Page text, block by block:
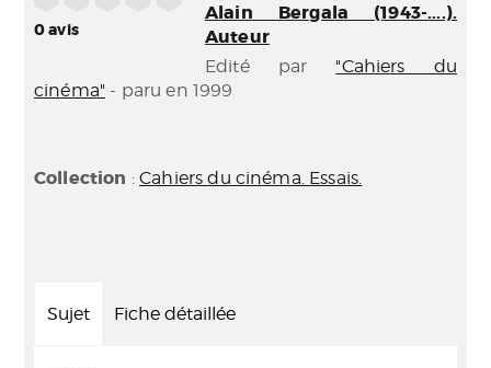
0avis
Alain Bergala (1943-....).
Auteur
Edité par "Cahiers du
cinéma" - paru en 1999
Collection :Cahiers du cinéma. Essais.
Sujet Fiche détaillée